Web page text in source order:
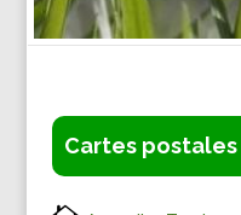
Cartes postales